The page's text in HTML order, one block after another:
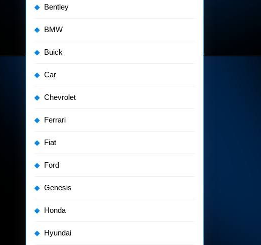
Bentley
BMW
Buick
Car
Chevrolet
Ferrari
Fiat
Ford
Genesis
Honda
Hyundai